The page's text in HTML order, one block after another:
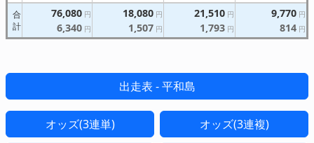
合
計
76,080 円
6,340 円
18,080 円
1,507 円
21,510 円
1,793 円
9,770 円
814 円
出走表 - 平和島
オッズ(3連単) オッズ(3連複)